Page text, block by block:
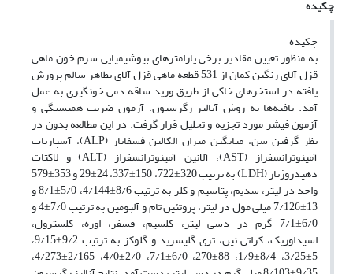
چکیده
‌چکیده
به منظور تعیین مقادیر برخی پارامترهای بیوشیمیایی سرم خون ماهی
قزل آلای رنگین کمان از 531 قطعه ماهی قزل آلای بظاهر سالم پرورش
یافته در استخرهای خاکی از طریق ورید ساقه دمی خونگیری به عمل
آمد. یافته‌ها به روش آنالیز رگرسیون، آزمون ضریب همبستگی و
آزمون فیشر مورد تجزیه و تحلیل قرار گرفت. در این مطالعه بدون در
نظر گرفتن سن، میانگین میزان الکالین فسفاتاز ‌(ALP)‌، آسپارتات
آمینوترانسفراز ‌(AST)‌، آلانین آمینوترانسفراز ‌(ALT)‌ و لاکتات
دهیدروژناز ‌(LDH)‌ به ترتیب 320‌±‌722، 150‌±‌337، 24‌±‌29 و 353‌±‌579
واحد در لیتر، سدیم، پتاسیم و کلر به ترتیب 8/6‌±‌4/144، 5/0‌±‌8/1 و
13‌±‌7/126 میلی مول در لیتر، پروتئین تام و آلبومین به ترتیب 7/0‌±‌4 و
6/0‌±‌7/1 گرم در دسی لیتر، کلسیم، فسفر، اوره، کلسترول،
اسیداوریک، کراتی نین، تری گلیسرید و گلوکز به ترتیب 9/2‌±‌9/15،
5‌±‌3/25، 8/4‌±‌1/9، 88‌±‌270، 6/0‌±‌7/1، 2/0‌±‌4/0، 2/165‌±‌4/273،